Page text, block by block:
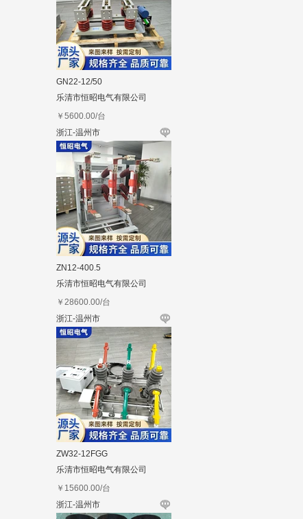
GN22-12/50
乐清市恒昭电气有限公司
￥ 5600.00/台
浙江-温州市
ZN12-400.5
乐清市恒昭电气有限公司
￥ 28600.00/台
浙江-温州市
ZW32-12FGG
乐清市恒昭电气有限公司
￥ 15600.00/台
浙江-温州市